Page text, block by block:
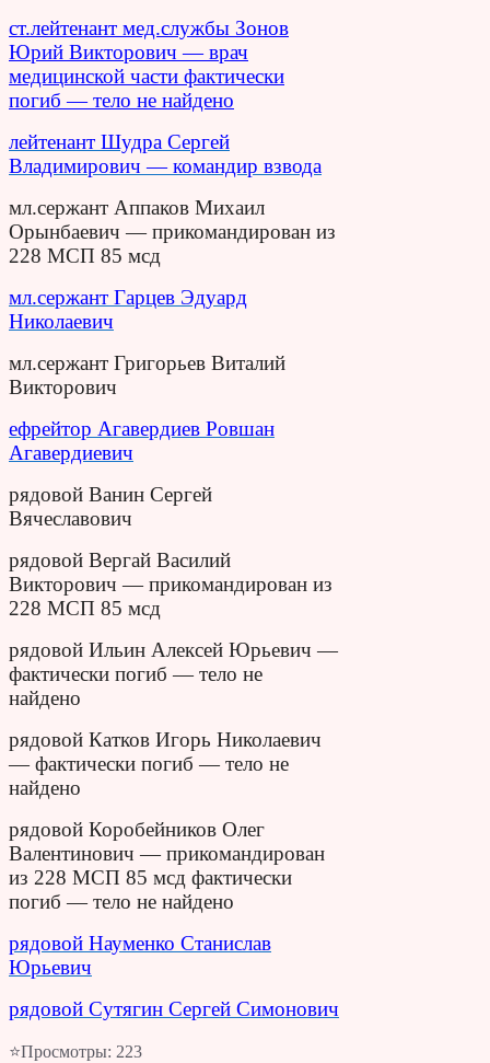
ст.лейтенант мед.службы Зонов
Юрий Викторович — врач
медицинской части фактически
погиб — тело не найдено
лейтенант Шудра Сергей
Владимирович — командир взвода
мл.сержант Аппаков Михаил
Орынбаевич — прикомандирован из
228 МСП 85 мсд
мл.сержант Гарцев Эдуард
Николаевич
мл.сержант Григорьев Виталий
Викторович
ефрейтор Агавердиев Ровшан
Агавердиевич
рядовой Ванин Сергей
Вячеславович
рядовой Вергай Василий
Викторович — прикомандирован из
228 МСП 85 мсд
рядовой Ильин Алексей Юрьевич —
фактически погиб — тело не
найдено
рядовой Катков Игорь Николаевич
— фактически погиб — тело не
найдено
рядовой Коробейников Олег
Валентинович — прикомандирован
из 228 МСП 85 мсд фактически
погиб — тело не найдено
рядовой Науменко Станислав
Юрьевич
рядовой Сутягин Сергей Симонович
⭐Просмотры: 223